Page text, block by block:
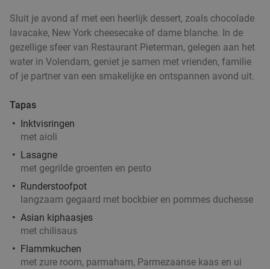
Artisan Hoorn
10.0
Hoorn 18 min.directions_car
Verkocht: 186 Regulier €15,75
€10,95
Italiaans 2-gangen keuzediner bij La Piccola
Trattoria da Tonino
Vandaag Morgen Wo
Do
La Piccola Trattoria da Tonino
Amsterdam 18 min.directions_car
Verkocht: 233
Sluit je avond af met een heerlijk dessert, zoals chocolade
lavacake, New York cheesecake of dame blanche. In de
gezellige sfeer van Restaurant Pieterman, gelegen aan het
water in Volendam, geniet je samen met vrienden, familie
of je partner van een smakelijke en ontspannen avond uit.
Tapas
Inktvisringen
met aioli
Lasagne
met gegrilde groenten en pesto
Runderstoofpot
langzaam gegaard met bockbier en pommes duchesse
Asian kiphaasjes
met chilisaus
Flammkuchen
met zure room, parmaham, Parmezaanse kaas en ui